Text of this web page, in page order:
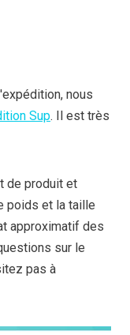
nous
Sup. Il est très
de produit et
poids et la taille
approximatif des
sur le
pas à